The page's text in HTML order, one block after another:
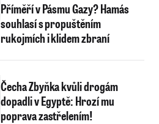
Příměří v Pásmu Gazy? Hamás
souhlasí s propuštěním
rukojmích i klidem zbraní
Čecha Zbyňka kvůli drogám
dopadli v Egyptě: Hrozí mu
poprava zastřelením!